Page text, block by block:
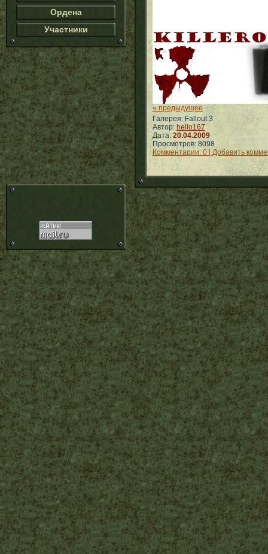
Ордена
Участники
« предыдущее
Галерея: Fallout 3
Автор: hello167
Дата: 20.04.2009
Просмотров: 8098
Комментарии: 0 | Добавить